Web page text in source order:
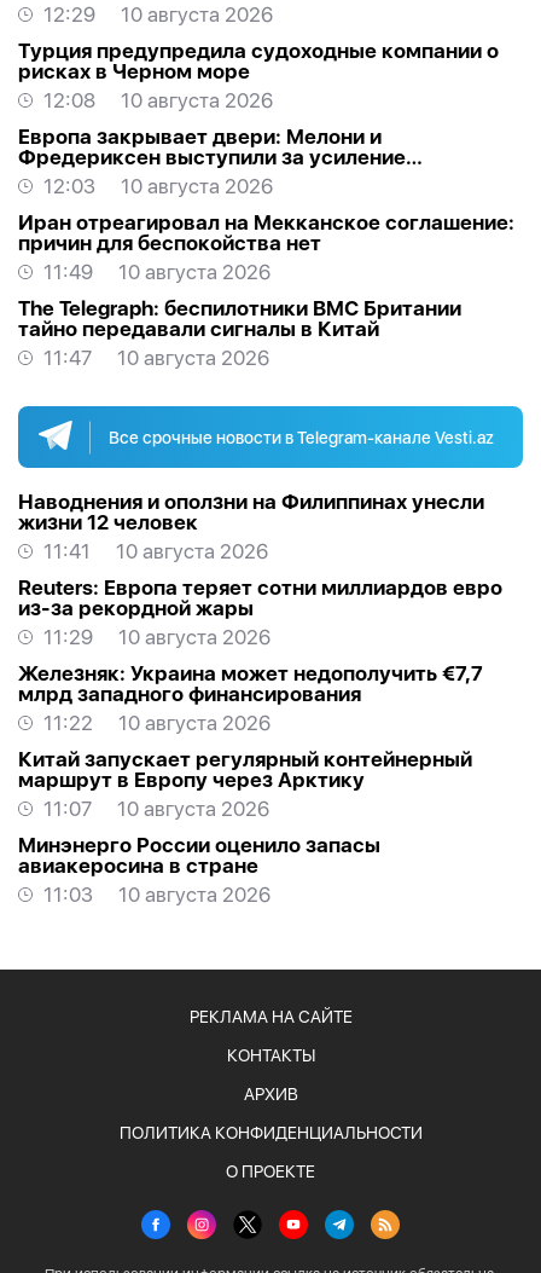
12:29
10 августа 2026
Турция предупредила судоходные компании о
рисках в Черном море
12:08
10 августа 2026
Европа закрывает двери: Мелони и
Фредериксен выступили за усиление
депортаций
12:03
10 августа 2026
Иран отреагировал на Мекканское соглашение:
причин для беспокойства нет
11:49
10 августа 2026
The Telegraph: беспилотники ВМС Британии
тайно передавали сигналы в Китай
11:47
10 августа 2026
Все срочные новости в Telegram-канале Vesti.az
Наводнения и оползни на Филиппинах унесли
жизни 12 человек
11:41
10 августа 2026
Reuters: Европа теряет сотни миллиардов евро
из-за рекордной жары
11:29
10 августа 2026
Железняк: Украина может недополучить €7,7
млрд западного финансирования
11:22
10 августа 2026
Китай запускает регулярный контейнерный
маршрут в Европу через Арктику
11:07
10 августа 2026
Минэнерго России оценило запасы
авиакеросина в стране
11:03
10 августа 2026
РЕКЛАМА НА САЙТЕ
КОНТАКТЫ
АРХИВ
ПОЛИТИКА КОНФИДЕНЦИАЛЬНОСТИ
О ПРОЕКТЕ